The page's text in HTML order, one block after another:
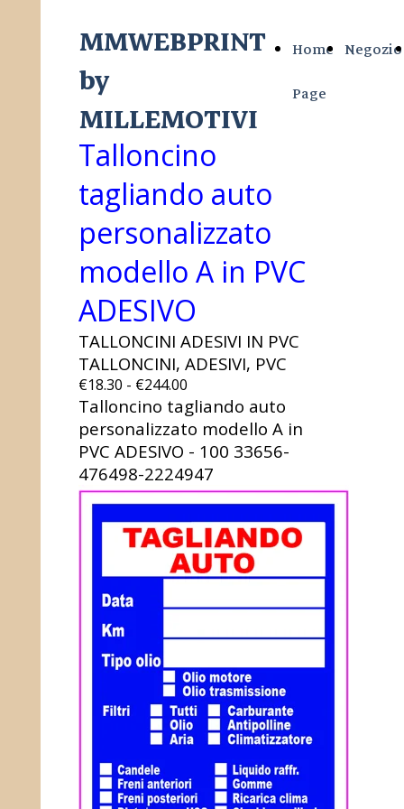
MMWEBPRINT
by
MILLEMOTIVI
Home
Page
Negozio
Talloncino
tagliando auto
personalizzato
modello A in PVC
ADESIVO
TALLONCINI ADESIVI IN PVC
TALLONCINI, ADESIVI, PVC
€18.30 - €244.00
Talloncino tagliando auto
personalizzato modello A in
PVC ADESIVO - 100 33656-
476498-2224947